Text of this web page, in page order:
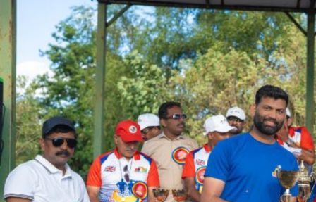
Classifieds
Law
Gallery